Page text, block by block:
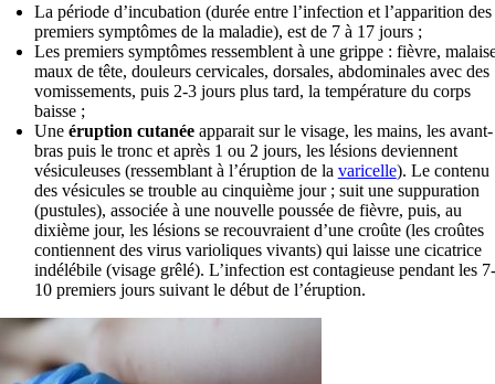
La période d’incubation (durée entre l’infection et l’apparition des
premiers symptômes de la maladie), est de 7 à 17 jours ;
Les premiers symptômes ressemblent à une grippe : fièvre,
maux de tête, douleurs cervicales, dorsales, abdominales avec des
vomissements, puis 2-3 jours plus tard, la température du corps
baisse ;
Une éruption cutanéeapparait sur le visage, les mains, les avant-
bras puis le tronc et après 1 ou 2 jours, les lésions deviennent
vésiculeuses (ressemblant à l’éruption de la varicelle). Le contenu
des vésicules se trouble au cinquième jour ; suit une suppuration
(pustules), associée à une nouvelle poussée de fièvre, puis, au
dixième jour, les lésions se recouvraient d’une croûte (les croûtes
contiennent des virus varioliques vivants) qui laisse une cicatrice
indélébile (visage grêlé). L’infection est contagieuse pendant les 7-
10 premiers jours suivant le début de l’éruption.